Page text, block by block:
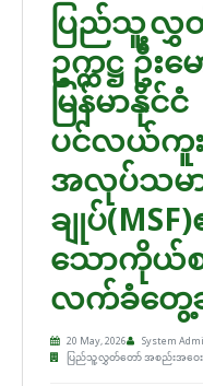
ပြည်သူ့လွှ
ဥက္ကဋ္ဌ ဦး
မြန်မာနိုင်ငံ
ပင်လယ်ကူး
အလုပ်သမာ
ချုပ်
သောကိုယ်
လက်ခံတွ
20 May, 2026 System
ပြည်သူ့လွှတ်တော် အစည်းအဝေး